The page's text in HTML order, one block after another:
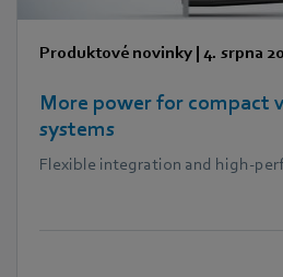
Produktové novinky | 4. srpna
More power for compact
systems
Flexible integration and high-